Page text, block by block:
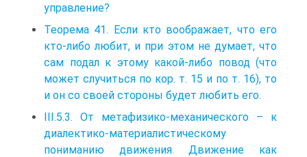
управление?
Теорема 41. Если кто воображает, что его
кто-либо любит, и при этом не думает, что
сам подал к этому какой-либо повод (что
может случиться по кор. т. 15 и по т. 16), то
и он со своей стороны будет любить его.
III.5.3. От метафизико-механического – к
диалектико-материалистическому
пониманию движения. Движение как